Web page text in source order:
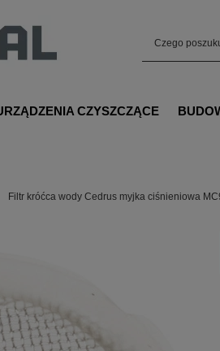
CZYSZCZĄCE
Filtr króćca wody Cedrus myjka ciśnieniowa